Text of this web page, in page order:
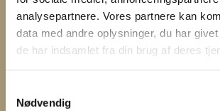
analysepartnere. Vores partnere kan
data med andre oplysninger, du har
de har indsamlet fra din brug af deres
Nødvendig